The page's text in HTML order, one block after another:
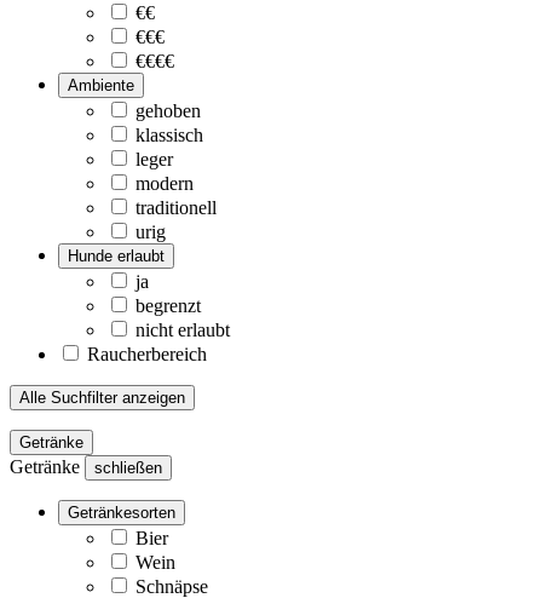
€€
€€€
€€€€
Ambiente
gehoben
klassisch
leger
modern
traditionell
urig
Hunde erlaubt
ja
begrenzt
nicht erlaubt
Raucherbereich
Alle Suchfilter anzeigen
Getränke
Getränke schließen
Getränkesorten
Bier
Wein
Schnäpse